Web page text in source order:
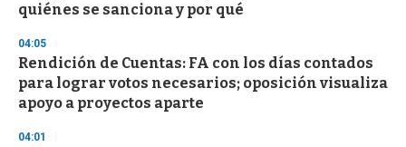
quiénes se sanciona y por qué
04:05
Rendición de Cuentas: FA con los días contados
para lograr votos necesarios; oposición visualiza
apoyo a proyectos aparte
04:01